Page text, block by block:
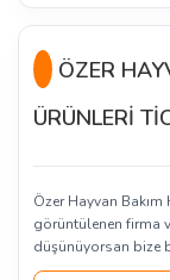
ÖZER
ÜRÜNLERİ
Özer Hayvan
görüntülenen firma
düşünüyorsan bize